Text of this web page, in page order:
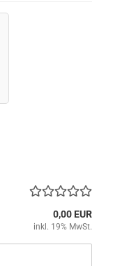
0,00 EUR
inkl. 19% MwSt.